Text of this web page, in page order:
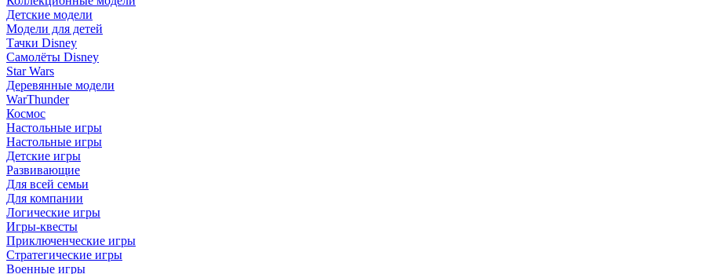
Детские модели
Модели для детей
Тачки Disney
Самолёты Disney
Star Wars
Деревянные модели
WarThunder
Космос
Настольные игры
Настольные игры
Детские игры
Развивающие
Для всей семьи
Для компании
Логические игры
Игры-квесты
Приключенческие игры
Стратегические игры
Военные игры